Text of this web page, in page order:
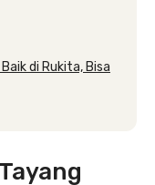
di Rukita, Bisa